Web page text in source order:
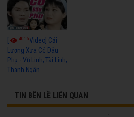
[ 4016Video] Cải
Lương Xưa Cô Dâu
Phụ - Vũ Linh, Tài Linh,
Thanh Ngân
TIN BÊN LỀ LIÊN QUAN